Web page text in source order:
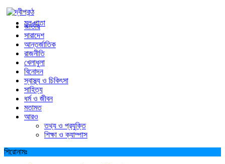
মুল পাতা
জাতীয়
সারাদেশ
আন্তর্জাতিক
রাজনীতি
খেলাধুলা
বিনোদন
স্বাস্থ্য ও চিকিৎসা
সাহিত্য
ধর্ম ও জীবন
মতামত
আরও
তথ্য ও প্রযুক্তি
শিক্ষা ও ক্যাম্পাস
শিরোনামঃ